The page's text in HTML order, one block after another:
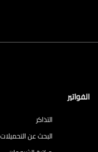
الفواتير
التذاكر
البحث عن التحميلات